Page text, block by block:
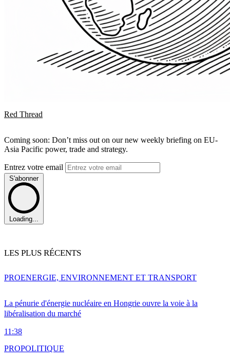
Red Thread
Coming soon: Don’t miss out on our new weekly briefing on EU-
Asia Pacific power, trade and strategy.
Entrez votre email
S'abonner
Loading...
LES PLUS RÉCENTS
La pénurie d'énergie nucléaire en Hongrie ouvre la voie à la
libéralisation du marché
11:38
PROENERGIE, ENVIRONNEMENT ET TRANSPORT
PROPOLITIQUE